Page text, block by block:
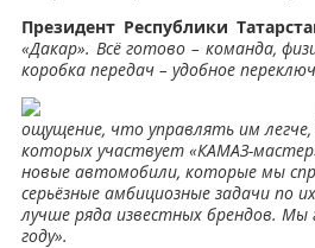
Президент Республики
«Дакар». Всё готово – команда,
коробка передач – удобное
ощущение, что управлять им
которых участвует «КАМАЗ-
новые автомобили, которые мы
серьёзные амбициозные задачи по
лучше ряда известных брендов. Мы
году».